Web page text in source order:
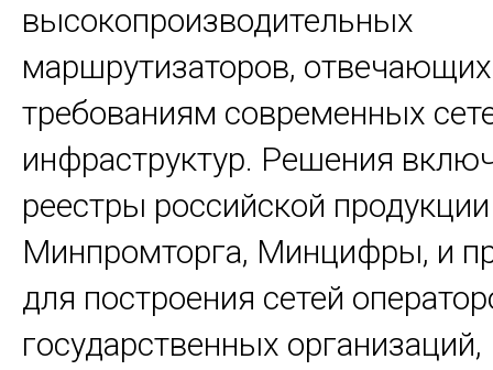
высокопроизводительных
маршрутизаторов, отвечающих
требованиям современных
инфраструктур. Решения
реестры российской продукции
Минпромторга, Минцифры, и
для построения сетей
государственных организаций,